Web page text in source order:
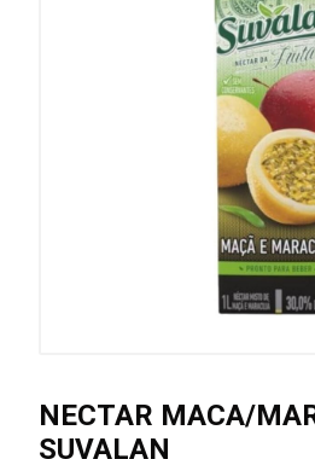
NECTAR MACA/
SUVALAN